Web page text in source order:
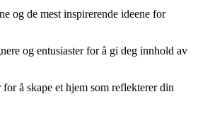
og de mest inspirerende ideene for
og entusiaster for å gi deg innhold av
å skape et hjem som reflekterer din